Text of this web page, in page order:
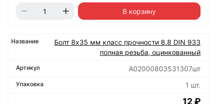
В корзину
Болт 8х35 мм класс прочности 8.8 DIN 933
полная резьба, оцинкованный
А02000803531307шт
1 шт.
12 ₽